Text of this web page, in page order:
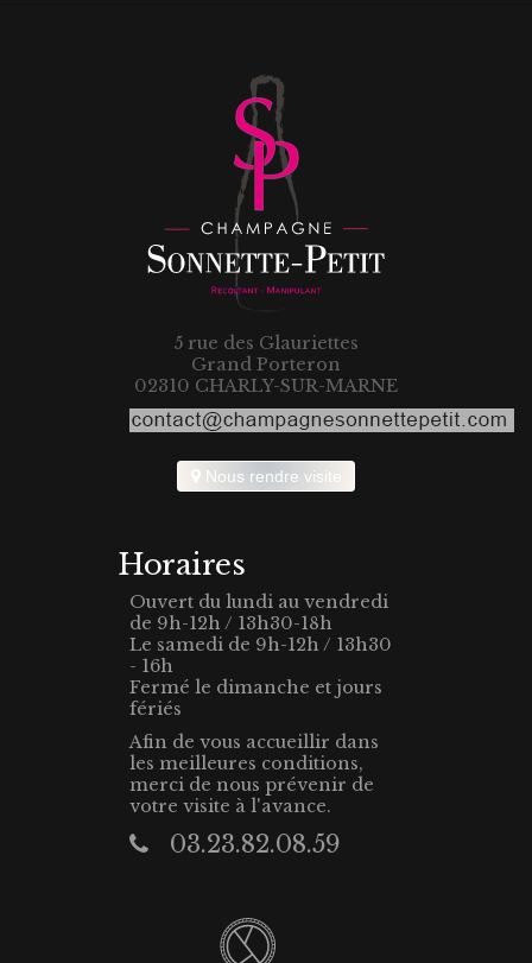
5 rue des Glauriettes
Grand Porteron
02310 CHARLY-SUR-MARNE
Nous rendre visite
Horaires
Ouvert du lundi au vendredi
de 9h-12h / 13h30-18h
Le samedi de 9h-12h / 13h30
- 16h
Fermé le dimanche et jours
fériés
Afin de vous accueillir dans
les meilleures conditions,
merci de nous prévenir de
votre visite à l'avance.
03.23.82.08.59